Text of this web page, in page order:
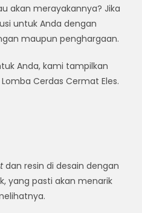
akan merayakannya? Jika
untuk Anda dengan
maupun penghargaan.
Anda, kami tampilkan
Cerdas Cermat Eles.
dan resin di desain dengan
yang pasti akan menarik